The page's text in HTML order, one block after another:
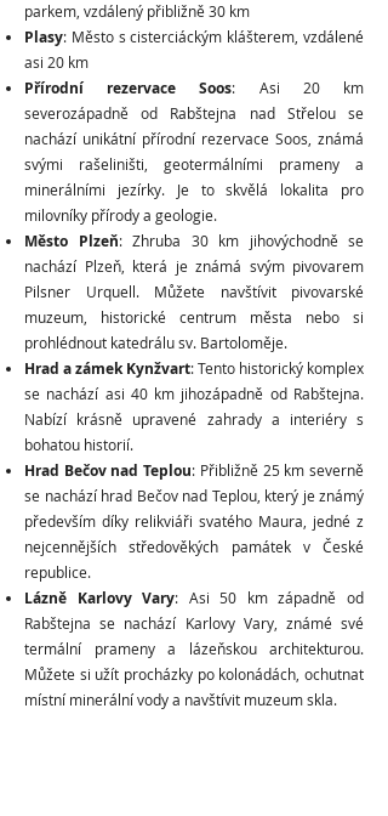
parkem, vzdálený přibližně 30 km
Plasy: Město s cisterciáckým klášterem, vzdálené
asi 20 km
Přírodní rezervace Soos: Asi 20 km
severozápadně od Rabštejna nad Střelou se
nachází unikátní přírodní rezervace Soos, známá
svými rašeliništi, geotermálními prameny a
minerálními jezírky. Je to skvělá lokalita pro
milovníky přírody a geologie.
Město Plzeň: Zhruba 30 km jihovýchodně se
nachází Plzeň, která je známá svým pivovarem
Pilsner Urquell. Můžete navštívit pivovarské
muzeum, historické centrum města nebo si
prohlédnout katedrálu sv. Bartoloměje.
Hrad a zámek Kynžvart: Tento historický komplex
se nachází asi 40 km jihozápadně od Rabštejna.
Nabízí krásně upravené zahrady a interiéry s
bohatou historií.
Hrad Bečov nad Teplou: Přibližně 25 km severně
se nachází hrad Bečov nad Teplou, který je známý
především díky relikviáři svatého Maura, jedné z
nejcennějších středověkých památek v České
republice.
Lázně Karlovy Vary: Asi 50 km západně od
Rabštejna se nachází Karlovy Vary, známé své
termální prameny a lázeňskou architekturou.
Můžete si užít procházky po kolonádách, ochutnat
místní minerální vody a navštívit muzeum skla.